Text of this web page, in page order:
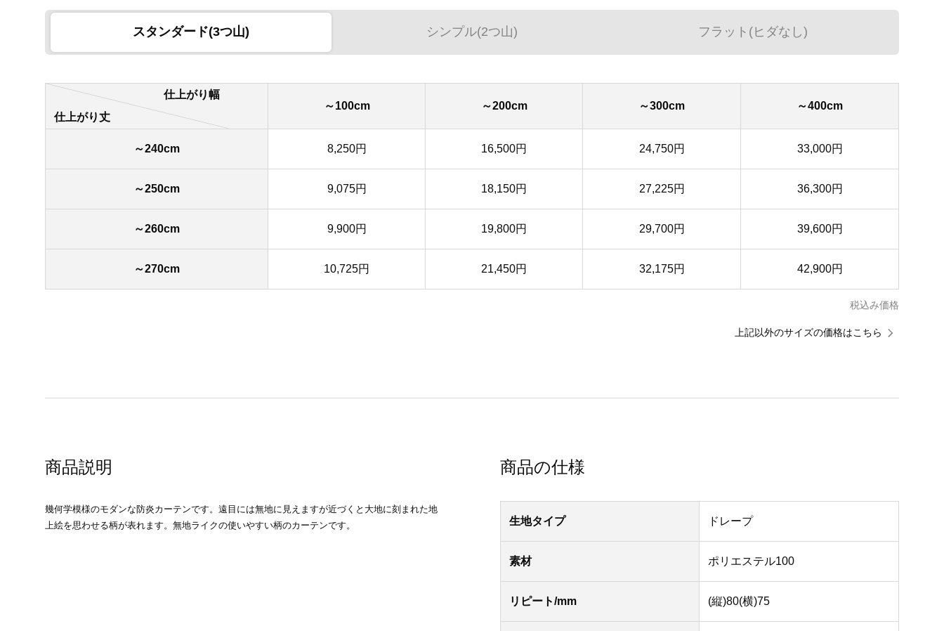
スタンダード(3つ山) シンプル(2つ山) フラット(ヒダなし)
仕上がり幅
仕上がり丈
～100cm ～200cm ～300cm ～400cm
～240cm 8,250円 16,500円 24,750円 33,000円
～250cm 9,075円 18,150円 27,225円 36,300円
～260cm 9,900円 19,800円 29,700円 39,600円
～270cm 10,725円 21,450円 32,175円 42,900円
税込み価格
上記以外のサイズの価格はこちら
商品説明
幾何学模様のモダンな防炎カーテンです。遠目には無地に見えますが近づくと大地に刻まれた地
上絵を思わせる柄が表れます。無地ライクの使いやすい柄のカーテンです。
商品の仕様
生地タイプ ドレープ
素材 ポリエステル100
リピート/mm (縦)80(横)75